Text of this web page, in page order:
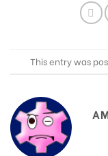
This entry was